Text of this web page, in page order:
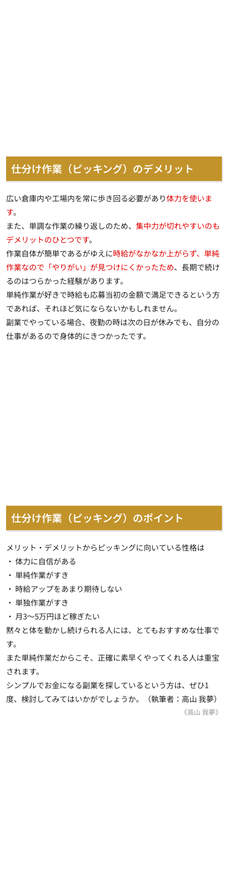
仕分け作業（ピッキング）のデメリット
広い倉庫内や工場内を常に歩き回る必要があり体力を使いま
す。
また、単調な作業の繰り返しのため、 集中力が切れやすいのも
デメリットのひとつです。
作業自体が簡単であるがゆえに時給がなかなか上がらず、単純
作業なので「やりがい」が見つけにくかったため、長期で続け
るのはつらかった経験があります。
単純作業が好きで時給も応募当初の金額で満足できるという方
であれば、それほど気にならないかもしれません。
副業でやっている場合、夜勤の時は次の日が休みでも、自分の
仕事があるので身体的にきつかったです。
仕分け作業（ピッキング）のポイント
メリット・デメリットからピッキングに向いている性格は
・ 体力に自信がある
・ 単純作業がすき
・ 時給アップをあまり期待しない
・ 単独作業がすき
・ 月3～5万円ほど稼ぎたい
黙々と体を動かし続けられる人には、とてもおすすめな仕事で
す。
また単純作業だからこそ、正確に素早くやってくれる人は重宝
されます。
シンプルでお金になる副業を探しているという方は、ぜひ1
度、検討してみてはいかがでしょうか。（執筆者：高山 我夢）
《高山 我夢》